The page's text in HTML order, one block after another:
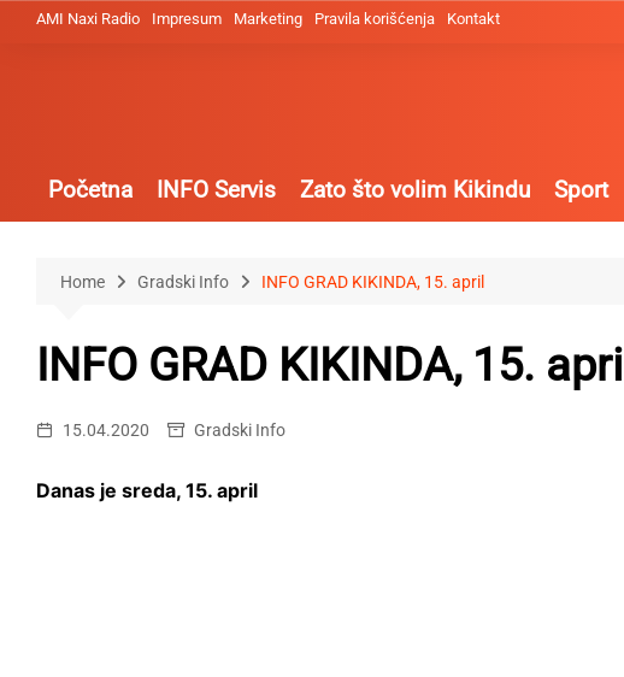
AMI Naxi Radio Impresum Marketing Pravila korišćenja Kontakt
Početna INFO Servis Zato što volim Kikindu Sport
Home Gradski Info INFO GRAD KIKINDA, 15. april
INFO GRAD KIKINDA, 15. april
15.04.2020 Gradski Info
Danas je sreda, 15. april